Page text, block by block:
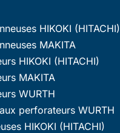
HIKOKI (HITACHI)
MAKITA
HIKOKI (HITACHI)
MAKITA
WURTH
perforateurs WURTH
HIKOKI (HITACHI)